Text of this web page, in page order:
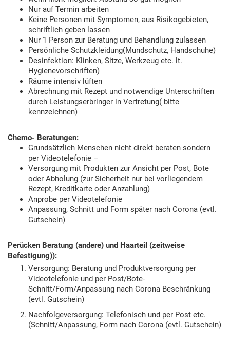
Nur auf Termin arbeiten
Keine Personen mit Symptomen, aus Risikogebieten,
schriftlich geben lassen
Nur 1 Person zur Beratung und Behandlung zulassen
Persönliche Schutzkleidung(Mundschutz, Handschuhe)
Desinfektion: Klinken, Sitze, Werkzeug etc. lt.
Hygienevorschriften)
Räume intensiv lüften
Abrechnung mit Rezept und notwendige Unterschriften
durch Leistungserbringer in Vertretung( bitte
kennzeichnen)
Chemo- Beratungen:
Grundsätzlich Menschen nicht direkt beraten sondern
per Videotelefonie –
Versorgung mit Produkten zur Ansicht per Post, Bote
oder Abholung (zur Sicherheit nur bei vorliegendem
Rezept, Kreditkarte oder Anzahlung)
Anprobe per Videotelefonie
Anpassung, Schnitt und Form später nach Corona (evtl.
Gutschein)
Perücken Beratung (andere) und Haarteil (zeitweise
Befestigung)):
Versorgung: Beratung und Produktversorgung per
Videotelefonie und per Post/Bote-
Schnitt/Form/Anpassung nach Corona Beschränkung
(evtl. Gutschein)
Nachfolgeversorgung: Telefonisch und per Post etc.
(Schnitt/Anpassung, Form nach Corona (evtl. Gutschein)